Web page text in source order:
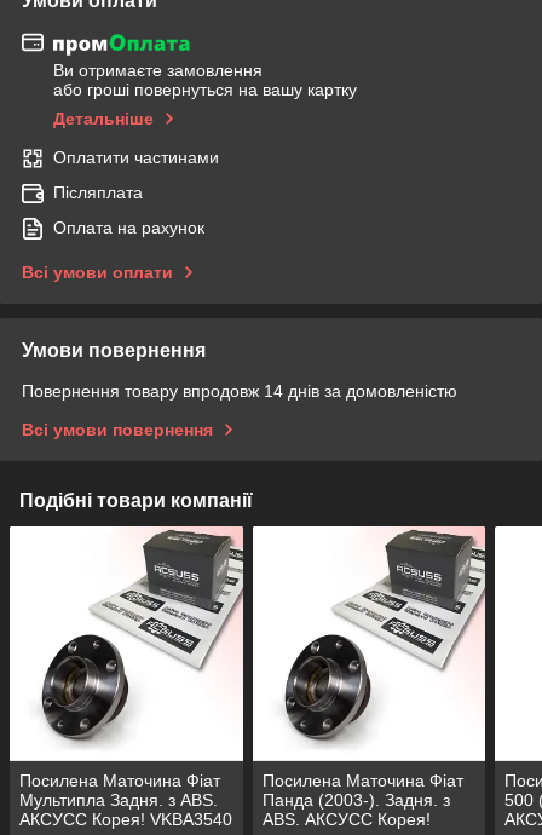
Ви отримаєте замовлення
або гроші повернуться на вашу картку
Детальніше
Оплатити частинами
Післяплата
Оплата на рахунок
Всі умови оплати
Умови повернення
Повернення товару впродовж 14 днів за домовленістю
Всі умови повернення
Подібні товари компанії
Посилена Маточина Фіат
Мультипла Задня. з ABS.
АКСУСС Корея! VKBA3540
Посилена Маточина Фіат
Панда (2003-). Задня. з
ABS. АКСУСС Корея!
500